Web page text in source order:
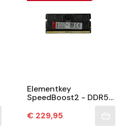
Elementkey
SpeedBoost2 - DDR5
Geheugen – 32GB
4800MHz (PC5-
38400) – Hoge
Prijs
€ 229,95